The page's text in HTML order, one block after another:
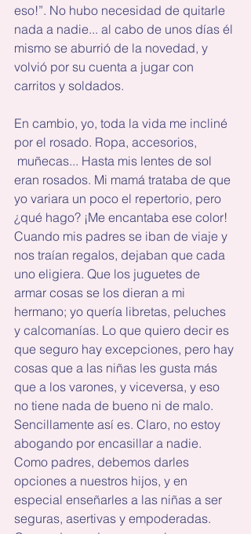
eso!”. No hubo necesidad de quitarle
nada a nadie... al cabo de unos días él
mismo se aburrió de la novedad, y
volvió por su cuenta a jugar con
carritos y soldados.
En cambio, yo, toda la vida me incliné
por el rosado. Ropa, accesorios,
muñecas... Hasta mis lentes de sol
eran rosados. Mi mamá trataba de que
yo variara un poco el repertorio, pero
¿qué hago? ¡Me encantaba ese color!
Cuando mis padres se iban de viaje y
nos traían regalos, dejaban que cada
uno eligiera. Que los juguetes de
armar cosas se los dieran a mi
hermano; yo quería libretas, peluches
y calcomanías. Lo que quiero decir es
que seguro hay excepciones, pero hay
cosas que a las niñas les gusta más
que a los varones, y viceversa, y eso
no tiene nada de bueno ni de malo.
Sencillamente así es. Claro, no estoy
abogando por encasillar a nadie.
Como padres, debemos darles
opciones a nuestros hijos, y en
especial enseñarles a las niñas a ser
seguras, asertivas y empoderadas.